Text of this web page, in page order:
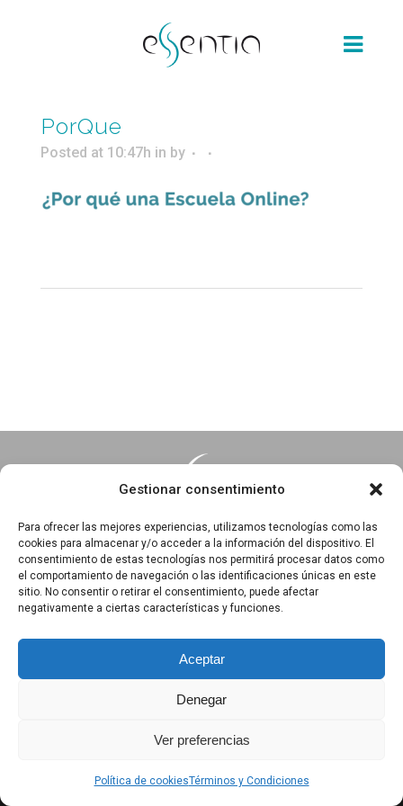
Gestionar consentimiento
Para ofrecer las mejores experiencias, utilizamos tecnologías como las
cookies para almacenar y/o acceder a la información del dispositivo. El
consentimiento de estas tecnologías nos permitirá procesar datos como
el comportamiento de navegación o las identificaciones únicas en este
sitio. No consentir o retirar el consentimiento, puede afectar
negativamente a ciertas características y funciones.
Aceptar
Denegar
Ver preferencias
Política de cookiesTérminos y Condiciones
PorQue
Posted at 10:47h in by
Essentia · Espacio Terapéutico y Escuela de Yoga
C/Arrabal 25, 1°A y 1ºB 39003
Santander, Cantabria
618 836 285||618 836 218
|Aviso Legal|